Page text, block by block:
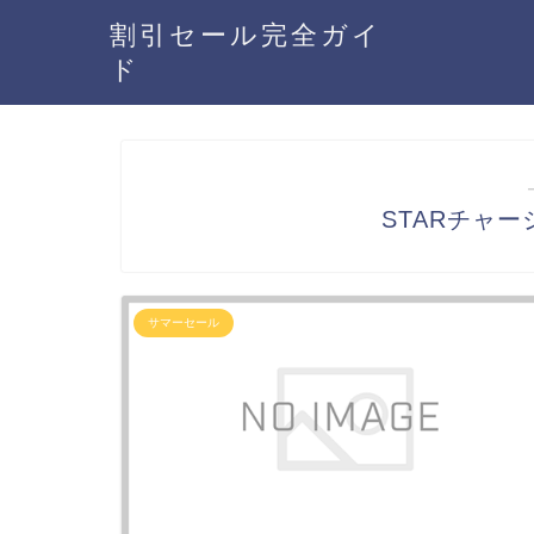
割引セール完全ガイ
ド
STARチャー
サマーセール